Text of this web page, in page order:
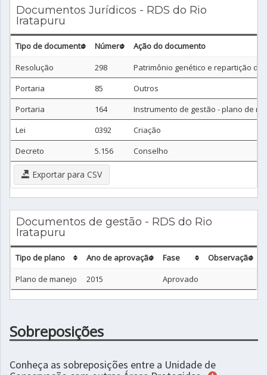
Documentos Jurídicos - RDS do Rio
Iratapuru
Tipo de documento Número
Ação do documento
Resolução
298
Patrimônio genético e repartição de
Portaria
85
Outros
Portaria
164
Instrumento de gestão - plano de
Lei
0392
Criação
Decreto
5.156 Conselho
Exportar para CSV
Documentos de gestão - RDS do Rio
Iratapuru
Tipo de plano Ano de aprovação Fase
Observação
Plano de manejo
2015 Aprovado
Sobreposições
Conheça as sobreposições entre a Unidade de